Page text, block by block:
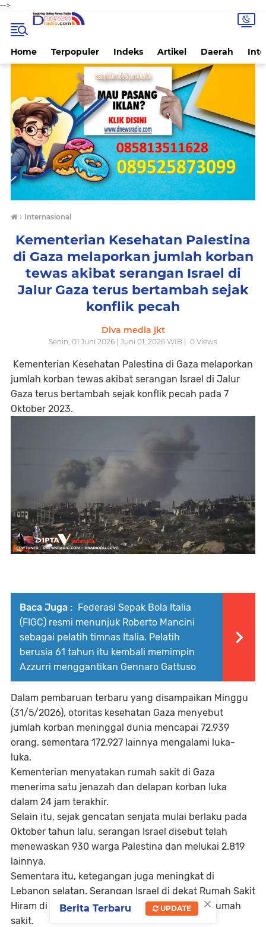
-->
Home Terpopuler Indeks Artikel Daerah
› Internasional
Kementerian Kesehatan Palestina
di Gaza melaporkan jumlah korban
tewas akibat serangan Israel di
Jalur Gaza terus bertambah sejak
konflik pecah
Diva media jkt
Senin, 01 Juni 2026 | Juni 01, 2026 WIB | 0 Views
Kementerian Kesehatan Palestina di Gaza melaporkan
jumlah korban tewas akibat serangan Israel di Jalur
Gaza terus bertambah sejak konflik pecah pada 7
Oktober 2023.
Baca Juga : Federasi Sepak Bola Italia
(FIGC) resmi menunjuk Roberto Mancini
sebagai pelatih timnas Italia. Pelatih
berusia 61 tahun itu kembali memimpin
Azzurri menggantikan Gennaro Gattuso
Dalam pembaruan terbaru yang disampaikan Minggu
(31/5/2026), otoritas kesehatan Gaza menyebut
jumlah korban meninggal dunia mencapai 72.939
orang, sementara 172.927 lainnya mengalami luka-
luka.
Kementerian menyatakan rumah sakit di Gaza
menerima satu jenazah dan delapan korban luka
dalam 24 jam terakhir.
Selain itu, sejak gencatan senjata mulai berlaku pada
Oktober tahun lalu, serangan Israel disebut telah
menewaskan 930 warga Palestina dan melukai 2.819
lainnya.
Sementara itu, ketegangan juga meningkat di
Lebanon selatan. Serangan Israel di dekat Rumah Sakit
Hiram di Kota Tyre dilaporkan melukai 13 staf rumah
sakit.
×
Berita Terbaru UPDATE